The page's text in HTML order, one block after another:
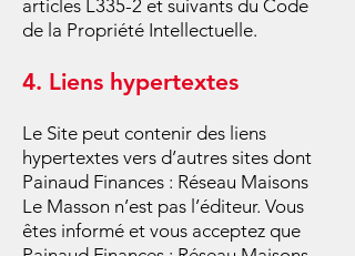
articles L335-2 et suivants du Code
de la Propriété Intellectuelle.
4. Liens hypertextes
Le Site peut contenir des liens
hypertextes vers d’autres sites dont
Painaud Finances : Réseau Maisons
Le Masson n’est pas l’éditeur. Vous
êtes informé et vous acceptez que